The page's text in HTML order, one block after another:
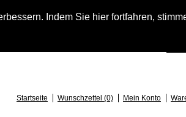
Indem Sie hier fortfahren,
Startseite Wunschzettel (0) Mein Konto